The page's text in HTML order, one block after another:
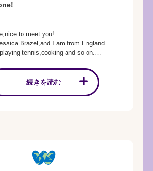
to meet you!
Brazel,and I am from England.
tennis,cooking and so on.
身のジェシカと申します。
続きを読む